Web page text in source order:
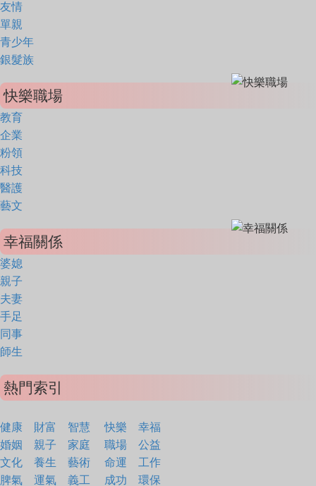
友情
單親
青少年
銀髮族
快樂職場
教育
企業
粉領
科技
醫護
藝文
幸福關係
婆媳
親子
夫妻
手足
同事
師生
熱門索引
健康 財富 智慧 快樂
幸福
婚姻
親子 家庭 職場
公益
文化
養生 藝術 命運
工作
脾氣
運氣 義工 成功 環保